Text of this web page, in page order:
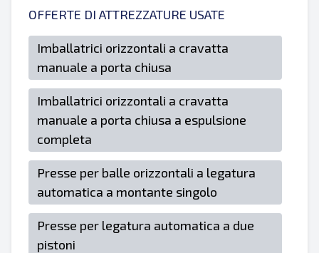
OFFERTE DI ATTREZZATURE USATE
Imballatrici orizzontali a cravatta
manuale a porta chiusa
Imballatrici orizzontali a cravatta
manuale a porta chiusa a espulsione
completa
Presse per balle orizzontali a legatura
automatica a montante singolo
Presse per legatura automatica a due
pistoni